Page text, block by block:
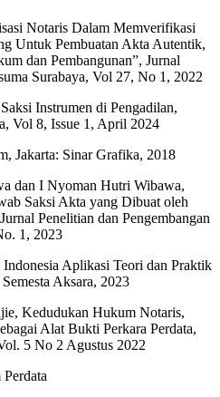
Notaris Dalam Memverifikasi
Untuk Pembuatan Akta Autentik,
dan Pembangunan”, Jurnal
Surabaya, Vol 27, No 1, 2022
Instrumen di Pengadilan,
Vol 8, Issue 1, April 2024
Jakarta: Sinar Grafika, 2018
dan I Nyoman Hutri Wibawa,
Saksi Akta yang Dibuat oleh
Penelitian dan Pengembangan
1, 2023
Aplikasi Teori dan Praktik
Aksara, 2023
Kedudukan Hukum Notaris,
Alat Bukti Perkara Perdata,
5 No 2 Agustus 2022